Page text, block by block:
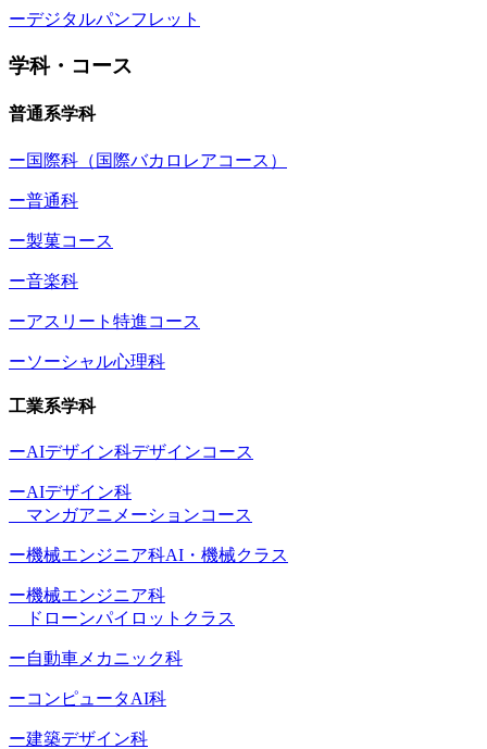
ーデジタルパンフレット
学科・コース
普通系学科
ー国際科（国際バカロレアコース）
ー普通科
ー製菓コース
ー音楽科
ーアスリート特進コース
ーソーシャル心理科
工業系学科
ーAIデザイン科デザインコース
ーAIデザイン科
マンガアニメーションコース
ー機械エンジニア科AI・機械クラス
ー機械エンジニア科
ドローンパイロットクラス
ー自動車メカニック科
ーコンピュータAI科
ー建築デザイン科